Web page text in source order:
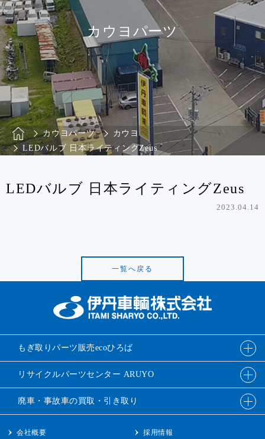
カウヨパーツ
カウヨパーツ
カウヨ
LEDバルブ 日本ライティングZeus
LEDバルブ 日本ライティングZeus
2023.04.14
一覧へ戻る
もぎ取りパーツ販売ecoひろば
リサイクルパーツセンター ARUYO
廃車・事故車の買取・引き取り
会社概要
採用情報